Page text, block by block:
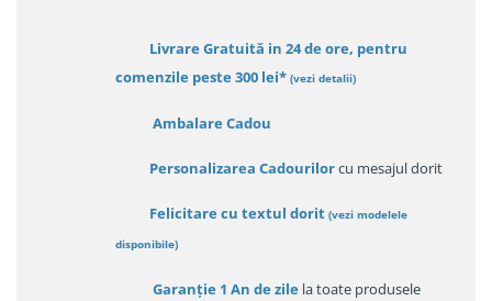
Livrare Gratuită in 24 de ore, pentru
comenzile peste 300 lei* (vezi detalii)
Ambalare Cadou
Personalizarea Cadourilorcu mesajul dorit
Felicitare cu textul dorit (vezi modelele
disponibile)
Garanție 1 An de zile la toate produsele